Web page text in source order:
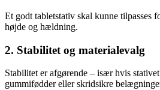
Et godt tabletstativ skal kunne tilpasses
højde og hældning.
2. Stabilitet og materialevalg
Stabilitet er afgørende – især hvis
gummifødder eller skridsikre